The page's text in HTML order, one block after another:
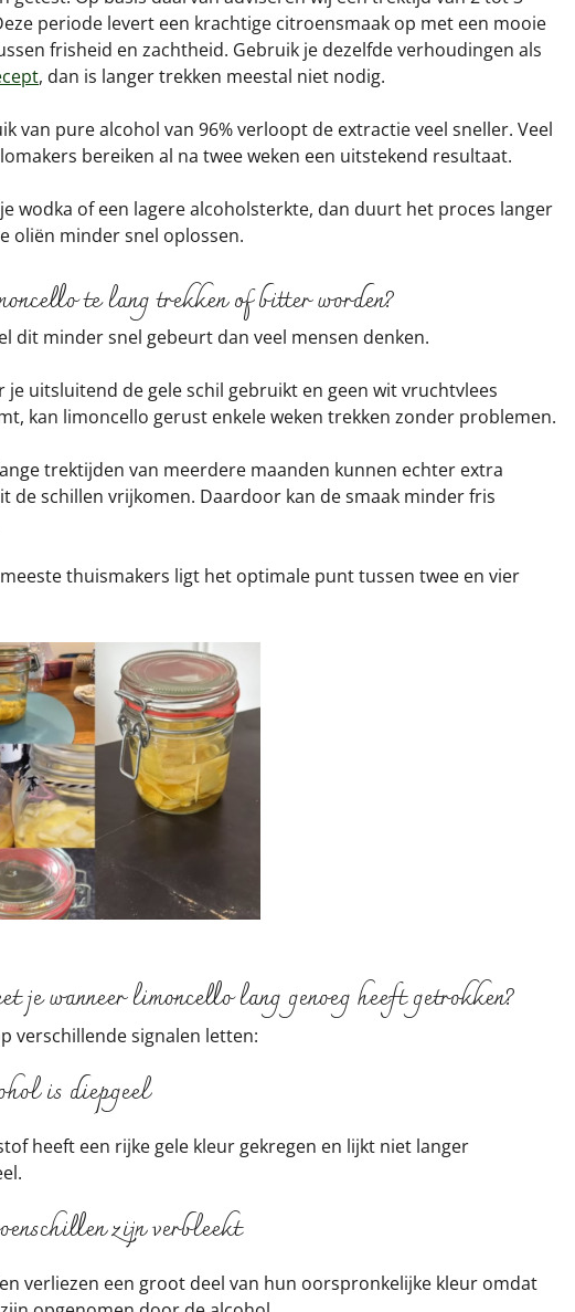
periode levert een krachtige citroensmaak op met een mooie
frisheid en zachtheid. Gebruik je dezelfde verhoudingen als
, dan is langer trekken meestal niet nodig.
van pure alcohol van 96% verloopt de extractie veel sneller. Veel
bereiken al na twee weken een uitstekend resultaat.
wodka of een lagere alcoholsterkte, dan duurt het proces langer
oliën minder snel oplossen.
te lang trekken of bitter worden?
dit minder snel gebeurt dan veel mensen denken.
je uitsluitend de gele schil gebruikt en geen wit vruchtvlees
kan limoncello gerust enkele weken trekken zonder problemen.
trektijden van meerdere maanden kunnen echter extra
de schillen vrijkomen. Daardoor kan de smaak minder fris
thuismakers ligt het optimale punt tussen twee en vier
je wanneer limoncello lang genoeg heeft getrokken?
verschillende signalen letten:
is diepgeel
heeft een rijke gele kleur gekregen en lijkt niet langer
zijn verbleekt
verliezen een groot deel van hun oorspronkelijke kleur omdat